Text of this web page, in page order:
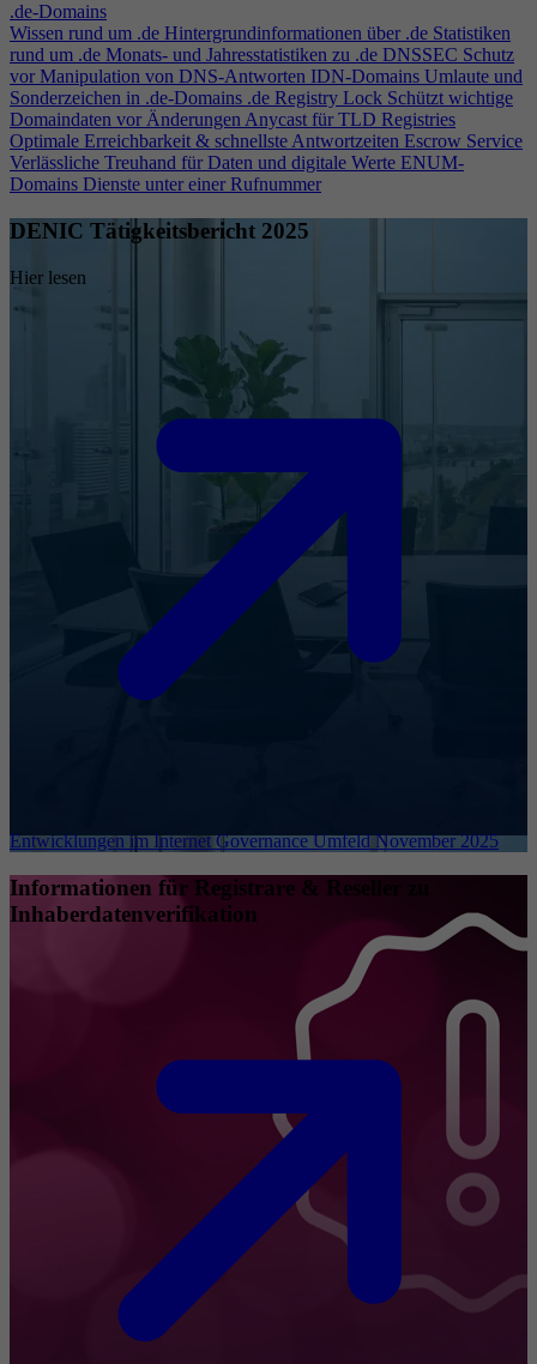
.de-Domains
Wissen rund um .de Hintergrundinformationen über .de Statistiken
rund um .de Monats- und Jahresstatistiken zu .de DNSSEC Schutz
vor Manipulation von DNS-Antworten IDN-Domains Umlaute und
Sonderzeichen in .de-Domains .de Registry Lock Schützt wichtige
Domaindaten vor ÄnderungenAnycast für TLD Registries
Optimale Erreichbarkeit & schnellste Antwortzeiten Escrow Service
Verlässliche Treuhand für Daten und digitale Werte ENUM-
Domains Dienste unter einer Rufnummer
DENIC Tätigkeitsbericht 2025
Hier lesen
Entwicklungen im Internet Governance Umfeld November 2025
Informationen für Registrare & Reseller zu
Inhaberdatenverifikation